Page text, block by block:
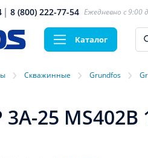
8 (800) 222-77-54 Ежедневно с 9:00
Каталог
› Скважинные › Grundfos ›
3A-25